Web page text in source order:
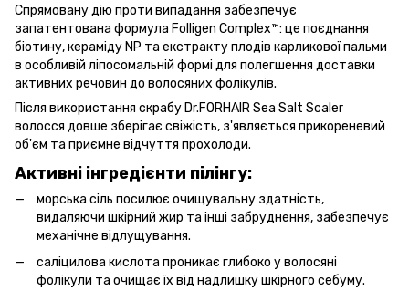
Спрямовану дію проти випадання забезпечує
запатентована формула Folligen Complex™: це поєднання
біотину, кераміду NP та екстракту плодів карликової пальми
в особливій ліпосомальній формі для полегшення доставки
активних речовин до волосяних фолікулів.
Після використання скрабу Dr.FORHAIR Sea Salt Scaler
волосся довше зберігає свіжість, з'являється прикореневий
об'єм та приємне відчуття прохолоди.
Активні інгредієнти пілінгу:
морська сіль посилює очищувальну здатність,
видаляючи шкірний жир та інші забруднення, забезпечує
механічне відлущування.
саліцилова кислота проникає глибоко у волосяні
фолікули та очищає їх від надлишку шкірного себуму.